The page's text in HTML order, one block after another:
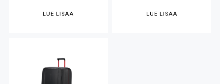
LUE LISÄÄ LUE LISÄÄ